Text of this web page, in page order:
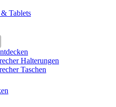
& Tablets
Halterungen
Taschen